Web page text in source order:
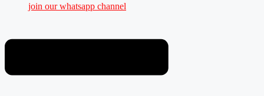
join our whatsapp channel